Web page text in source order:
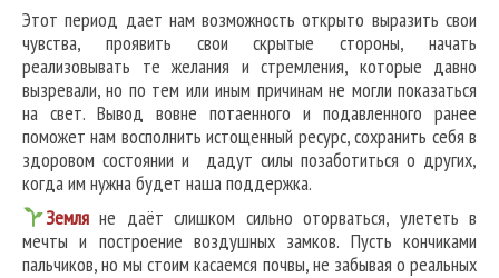
Этот период дает нам возможность открыто выразить свои
чувства, проявить свои скрытые стороны, начать
реализовывать те желания и стремления, которые давно
вызревали, но по тем или иным причинам не могли показаться
на свет. Вывод вовне потаенного и подавленного ранее
поможет нам восполнить истощенный ресурс, сохранить себя в
здоровом состоянии и дадут силы позаботиться о других,
когда им нужна будет наша поддержка.
Земляне даёт слишком сильно оторваться, улететь в
мечты и построение воздушных замков. Пусть кончиками
пальчиков, но мы стоим касаемся почвы, не забывая о реальных